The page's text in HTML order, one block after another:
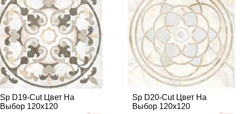
Sp D19-Cut Цвет На
Выбор 120x120
Sp D20-Cut Цвет На
Выбор 120x120